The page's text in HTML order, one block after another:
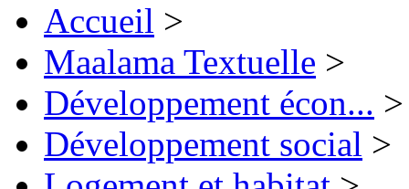
Accueil >
Maalama Textuelle >
Développement écon... >
Développement social >